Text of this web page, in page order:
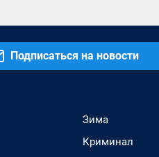
Подписаться на новости
Зима
Криминал